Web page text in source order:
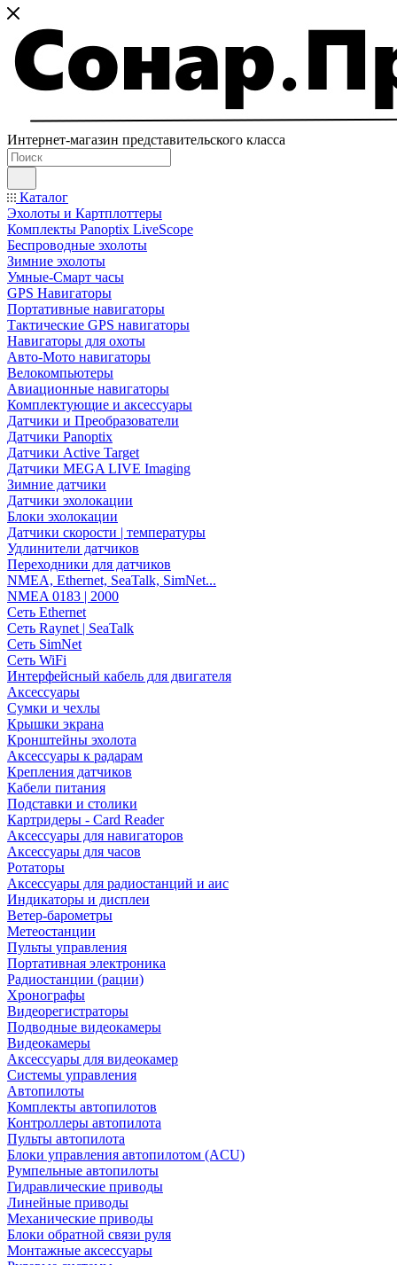
Интернет-магазин представительского класса
Каталог
Эхолоты и Картплоттеры
Комплекты Panoptix LiveScope
Беспроводные эхолоты
Зимние эхолоты
Умные-Смарт часы
GPS Навигаторы
Портативные навигаторы
Тактические GPS навигаторы
Навигаторы для охоты
Авто-Мото навигаторы
Велокомпьютеры
Авиационные навигаторы
Комплектующие и аксессуары
Датчики и Преобразователи
Датчики Panoptix
Датчики Active Target
Датчики MEGA LIVE Imaging
Зимние датчики
Датчики эхолокации
Блоки эхолокации
Датчики скорости | температуры
Удлинители датчиков
Переходники для датчиков
NMEA, Ethernet, SeaTalk, SimNet...
NMEA 0183 | 2000
Сеть Ethernet
Сеть Raynet | SeaTalk
Сеть SimNet
Сеть WiFi
Интерфейсный кабель для двигателя
Аксессуары
Сумки и чехлы
Крышки экрана
Кронштейны эхолота
Аксессуары к радарам
Крепления датчиков
Кабели питания
Подставки и столики
Картридеры - Card Reader
Аксессуары для навигаторов
Аксессуары для часов
Ротаторы
Аксессуары для радиостанций и аис
Индикаторы и дисплеи
Ветер-барометры
Метеостанции
Пульты управления
Портативная электроника
Радиостанции (рации)
Хронографы
Видеорегистраторы
Подводные видеокамеры
Видеокамеры
Аксессуары для видеокамер
Системы управления
Автопилоты
Комплекты автопилотов
Контроллеры автопилота
Пульты автопилота
Блоки управления автопилотом (ACU)
Румпельные автопилоты
Гидравлические приводы
Линейные приводы
Механические приводы
Блоки обратной связи руля
Монтажные аксессуары